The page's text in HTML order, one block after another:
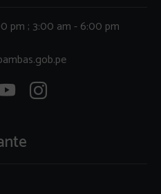
pm ; 3:00 am - 6:00 pm